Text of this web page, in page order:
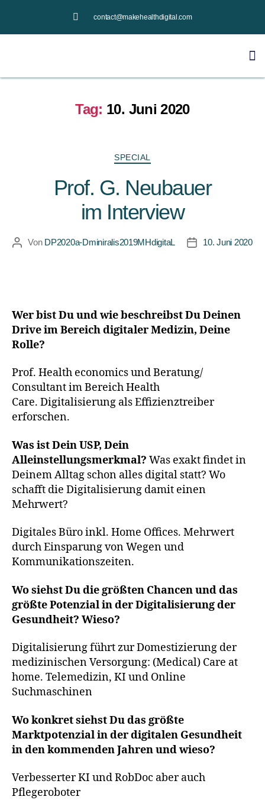
contact@makehealthdigital.com
Tag: 10. Juni 2020
SPECIAL
Prof. G. Neubauer
im Interview
Von DP2020a-Dminiralis2019MHdigitaL 10. Juni 2020
Wer bist Du und wie beschreibst Du Deinen
Drive im Bereich digitaler Medizin, Deine
Rolle?
Prof. Health economics und Beratung/
Consultant im Bereich Health
Care. Digitalisierung als Effizienztreiber
erforschen.
Was ist Dein USP, Dein
Alleinstellungsmerkmal? Was exakt findet in
Deinem Alltag schon alles digital statt? Wo
schafft die Digitalisierung damit einen
Mehrwert?
Digitales Büro inkl. Home Offices. Mehrwert
durch Einsparung von Wegen und
Kommunikationszeiten.
Wo siehst Du die größten Chancen und das
größte Potenzial in der Digitalisierung der
Gesundheit? Wieso?
Digitalisierung führt zur Domestizierung der
medizinischen Versorgung: (Medical) Care at
home. Telemedizin, KI und Online
Suchmaschinen
Wo konkret siehst Du das größte
Marktpotenzial in der digitalen Gesundheit
in den kommenden Jahren und wieso?
Verbesserter KI und RobDoc aber auch
Pflegeroboter